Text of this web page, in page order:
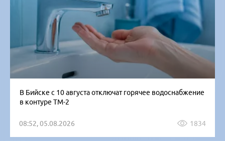
В Бийске с 10 августа отключат горячее водоснабжение
в контуре ТМ-2
08:52, 05.08.2026 1834